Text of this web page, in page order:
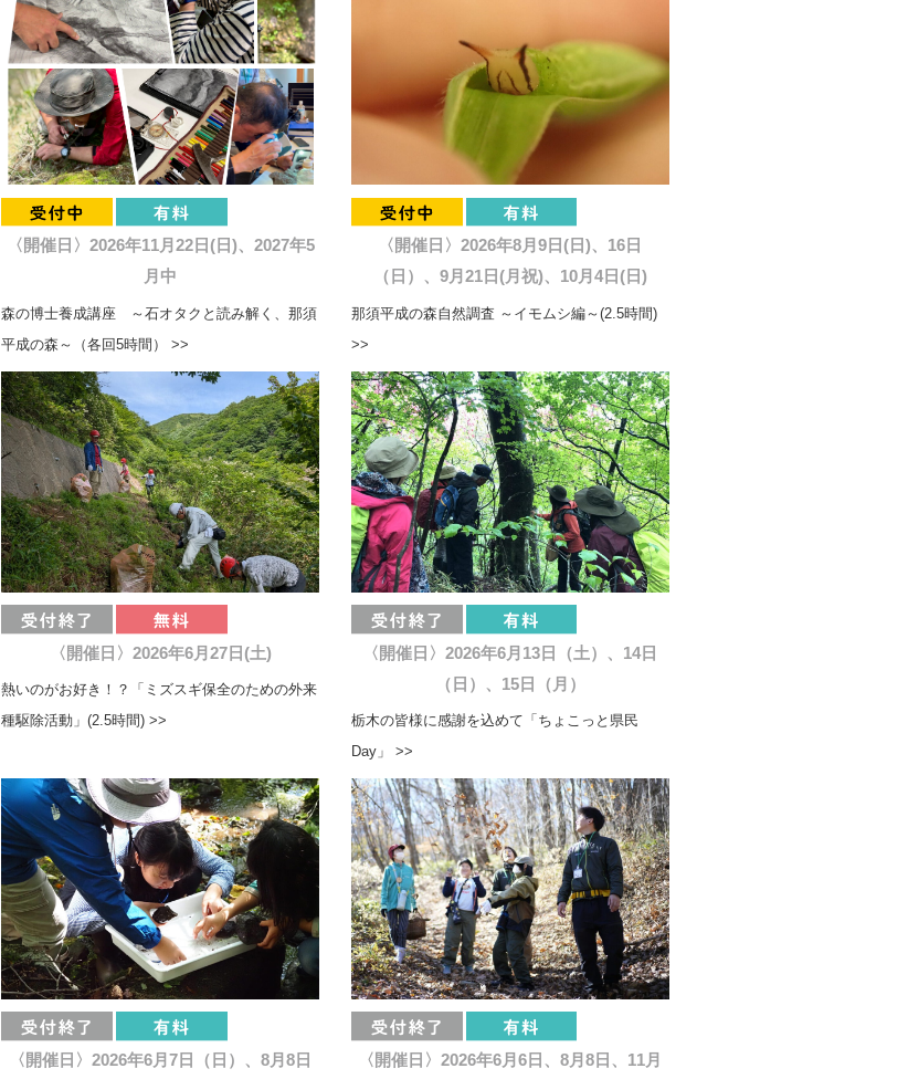
〈開催日〉2026年11月22日(日)、2027年5
月中
森の博士養成講座 ～石オタクと読み解く、那須
平成の森～（各回5時間） >>
〈開催日〉2026年8月9日(日)、16日
（日）、9月21日(月祝)、10月4日(日)
那須平成の森自然調査 ～イモムシ編～(2.5時間)
>>
〈開催日〉2026年6月27日(土)
熱いのがお好き！？「ミズスギ保全のための外来
種駆除活動」(2.5時間) >>
〈開催日〉2026年6月13日（土）、14日
（日）、15日（月）
栃木の皆様に感謝を込めて「ちょこっと県民
Day」 >>
〈開催日〉2026年6月7日（日）、8月8日 〈開催日〉2026年6月6日、8月8日、11月